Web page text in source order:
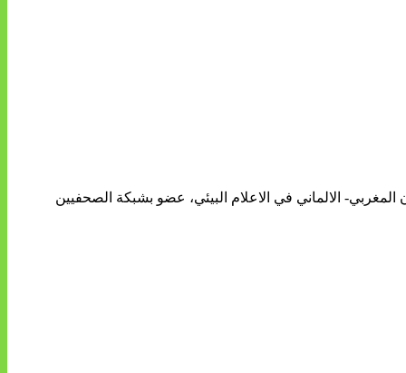
الالماني في الاعلام البيئي، عضو بشبكة الصحفيين